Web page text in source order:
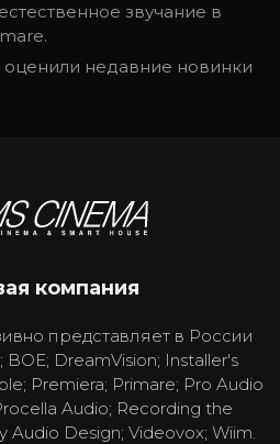
звучание в
недавние новинки
компания
представляет в России
BOE; DreamVision; Installer's
Premiera; Primare; Pro Audio
Audio; Recording the
Audio Design; Videovox; Wiim.